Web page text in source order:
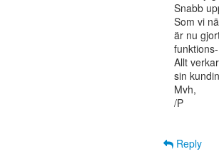
Snabb
Som vi
är nu
Allt
sin
Mvh,
/P
Reply